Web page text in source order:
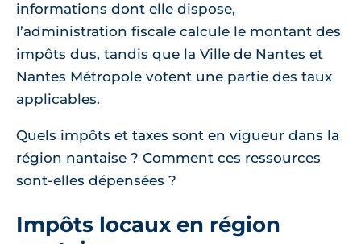
informations dont elle dispose,
l’administration fiscale calcule le montant des
impôts dus, tandis que la Ville de Nantes et
Nantes Métropole votent une partie des taux
applicables.
Quels impôts et taxes sont en vigueur dans la
région nantaise ? Comment ces ressources
sont-elles dépensées ?
Impôts locaux en région